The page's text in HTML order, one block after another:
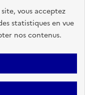
vous acceptez
statistiques en vue
nos contenus.
cookies
FAQ